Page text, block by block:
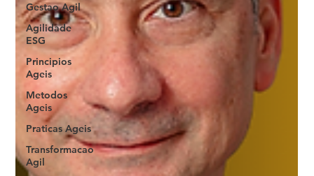
Gestao Agil
Agilidade
ESG
Principios
Ageis
Metodos
Ageis
Praticas Ageis
Transformacao
Agil